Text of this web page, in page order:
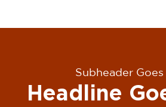
Subheader Goes
Headline